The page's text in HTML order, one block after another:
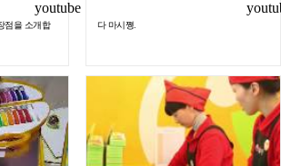
점을 소개합
다 마시쪙.